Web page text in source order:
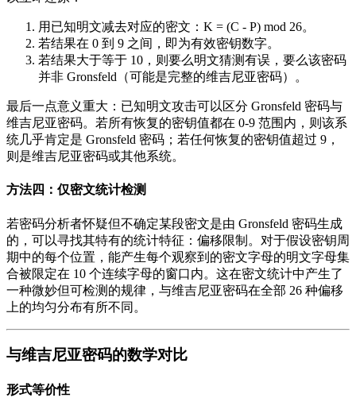
用已知明文减去对应的密文：K = (C - P) mod 26。
若结果在 0 到 9 之间，即为有效密钥数字。
若结果大于等于 10，则要么明文猜测有误，要么该密码
并非 Gronsfeld（可能是完整的维吉尼亚密码）。
最后一点意义重大：已知明文攻击可以区分 Gronsfeld 密码与
维吉尼亚密码。若所有恢复的密钥值都在 0-9 范围内，则该系
统几乎肯定是 Gronsfeld 密码；若任何恢复的密钥值超过 9，
则是维吉尼亚密码或其他系统。
方法四：仅密文统计检测
若密码分析者怀疑但不确定某段密文是由 Gronsfeld 密码生成
的，可以寻找其特有的统计特征：偏移限制。对于假设密钥周
期中的每个位置，能产生每个观察到的密文字母的明文字母集
合被限定在 10 个连续字母的窗口内。这在密文统计中产生了
一种微妙但可检测的规律，与维吉尼亚密码在全部 26 种偏移
上的均匀分布有所不同。
与维吉尼亚密码的数学对比
形式等价性